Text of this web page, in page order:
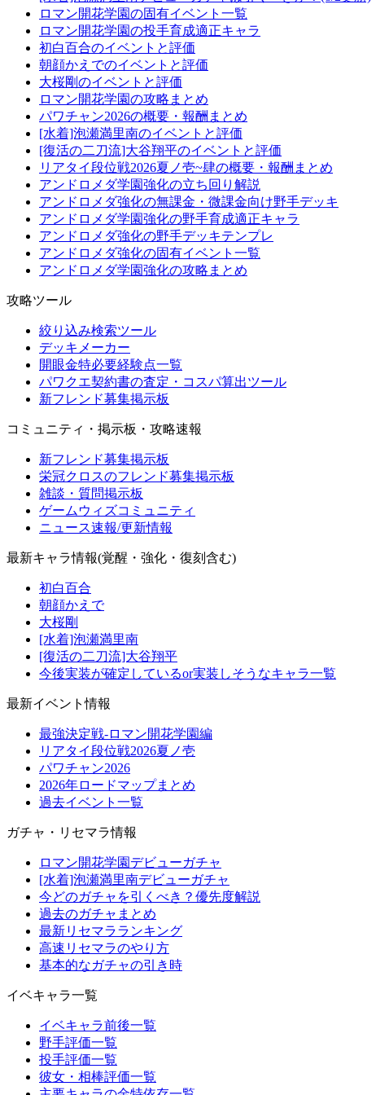
ロマン開花学園の固有イベント一覧
ロマン開花学園の投手育成適正キャラ
初白百合のイベントと評価
朝顔かえでのイベントと評価
大桜剛のイベントと評価
ロマン開花学園の攻略まとめ
パワチャン2026の概要・報酬まとめ
[水着]泡瀬満里南のイベントと評価
[復活の二刀流]大谷翔平のイベントと評価
リアタイ段位戦2026夏ノ壱~肆の概要・報酬まとめ
アンドロメダ学園強化の立ち回り解説
アンドロメダ強化の無課金・微課金向け野手デッキ
アンドロメダ学園強化の野手育成適正キャラ
アンドロメダ強化の野手デッキテンプレ
アンドロメダ強化の固有イベント一覧
アンドロメダ学園強化の攻略まとめ
攻略ツール
絞り込み検索ツール
デッキメーカー
開眼金特必要経験点一覧
パワクエ契約書の査定・コスパ算出ツール
新フレンド募集掲示板
コミュニティ・掲示板・攻略速報
新フレンド募集掲示板
栄冠クロスのフレンド募集掲示板
雑談・質問掲示板
ゲームウィズコミュニティ
ニュース速報/更新情報
最新キャラ情報(覚醒・強化・復刻含む)
初白百合
朝顔かえで
大桜剛
[水着]泡瀬満里南
[復活の二刀流]大谷翔平
今後実装が確定しているor実装しそうなキャラ一覧
最新イベント情報
最強決定戦-ロマン開花学園編
リアタイ段位戦2026夏ノ壱
パワチャン2026
2026年ロードマップまとめ
過去イベント一覧
ガチャ・リセマラ情報
ロマン開花学園デビューガチャ
[水着]泡瀬満里南デビューガチャ
今どのガチャを引くべき？優先度解説
過去のガチャまとめ
最新リセマラランキング
高速リセマラのやり方
基本的なガチャの引き時
イベキャラ一覧
イベキャラ前後一覧
野手評価一覧
投手評価一覧
彼女・相棒評価一覧